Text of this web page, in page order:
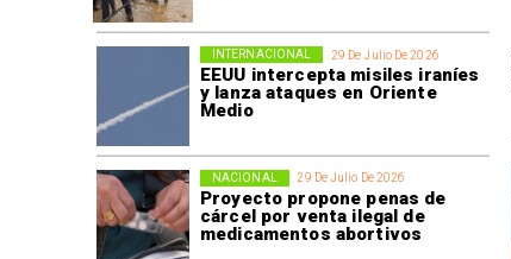
29 De Julio De 2026
EEUU intercepta misiles iraníes
y lanza ataques en Oriente
Medio
INTERNACIONAL
29 De Julio De 2026
Proyecto propone penas de
cárcel por venta ilegal de
medicamentos abortivos
NACIONAL